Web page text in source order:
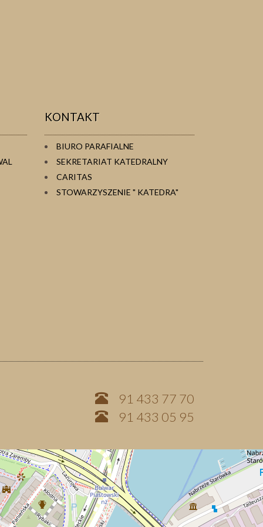
KONTAKT
BIURO PARAFIALNE
SEKRETARIAT KATEDRALNY
CARITAS
STOWARZYSZENIE " KATEDRA"
91 433 77 70
91 433 05 95